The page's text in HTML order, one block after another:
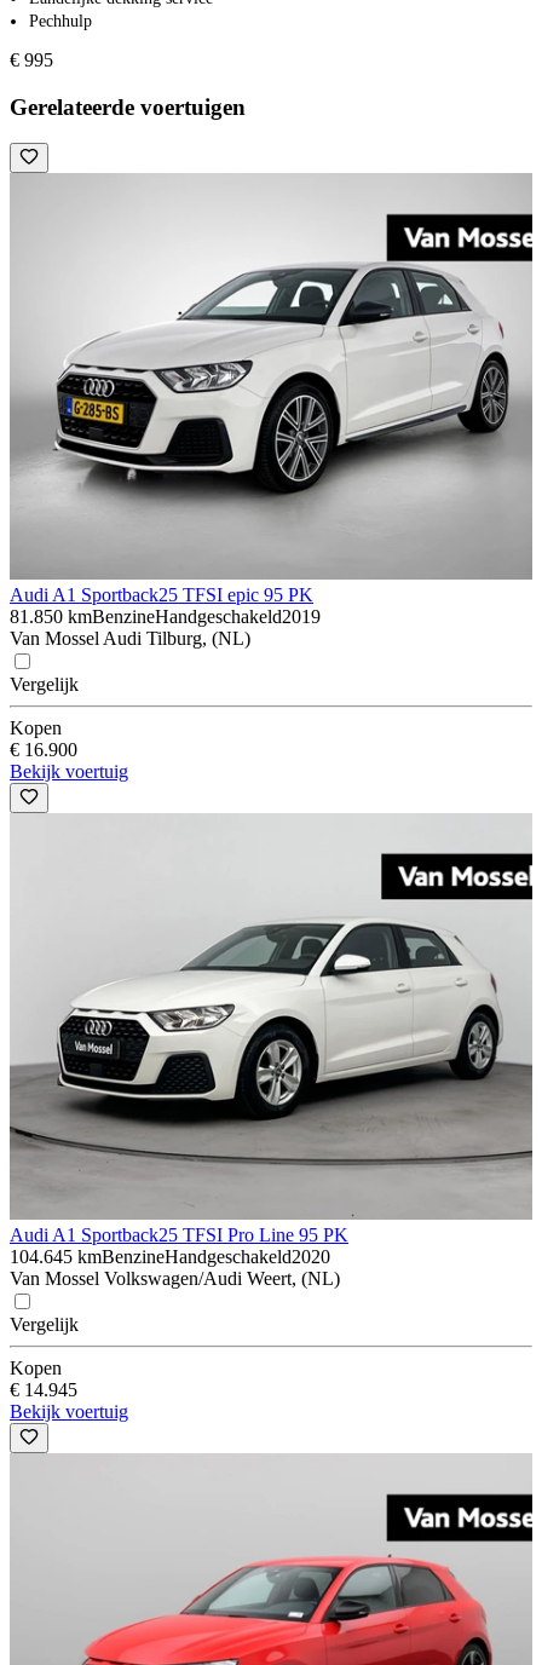
Pechhulp
€ 995
Gerelateerde voertuigen
Audi A1 Sportback25 TFSI epic 95 PK
81.850 kmBenzineHandgeschakeld2019
Van Mossel Audi Tilburg, (NL)
Vergelijk
Kopen
€ 16.900
Bekijk voertuig
Audi A1 Sportback25 TFSI Pro Line 95 PK
104.645 kmBenzineHandgeschakeld2020
Van Mossel Volkswagen/Audi Weert, (NL)
Vergelijk
Kopen
€ 14.945
Bekijk voertuig